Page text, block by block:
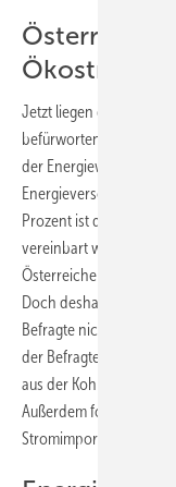
Österreicher
Ökostrom
Jetzt liegen die
befürworten 83 Prozent
der Energiewende. Nur
Energieversorgung mit
Prozent ist die
vereinbart wurden,
Österreichern wollen
Doch deshalb auf die
Befragte nicht als
der Befragten nicht in
aus der
Außerdem fordern 88
Stromimporte und die